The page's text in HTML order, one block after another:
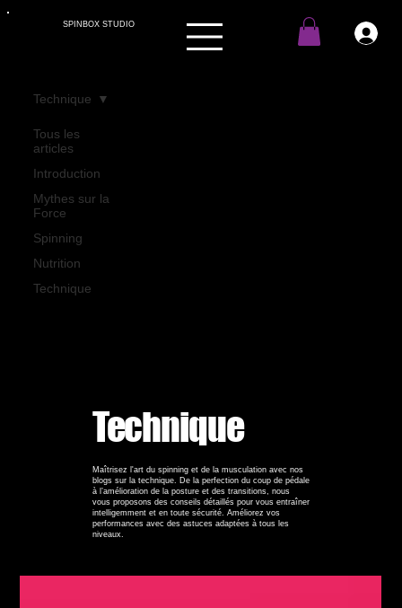
SPINBOX STUDIO
Tous les
articles
Introduction
Mythes sur la
Force
Spinning
Nutrition
Technique
Technique
Technique
Maîtrisez l'art du spinning et de la musculation avec nos
blogs sur la technique. De la perfection du coup de pédale
à l’amélioration de la posture et des transitions, nous
vous proposons des conseils détaillés pour vous entraîner
intelligemment et en toute sécurité. Améliorez vos
performances avec des astuces adaptées à tous les
niveaux.